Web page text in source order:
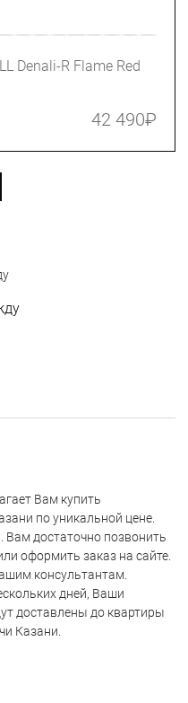
Denali-R Flame Red
42 490₽
Вам купить
по уникальной цене.
Вам достаточно позвонить
оформить заказ на сайте.
консультантам.
дней, Ваши
доставлены до квартиры
Казани.